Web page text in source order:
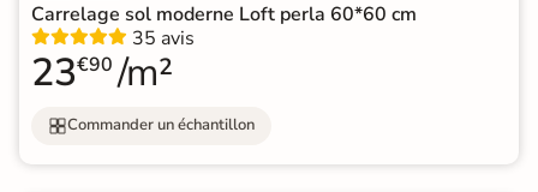
Carrelage sol moderne Loft perla 60*60 cm
35 avis
23€90 /m²
Commander un échantillon